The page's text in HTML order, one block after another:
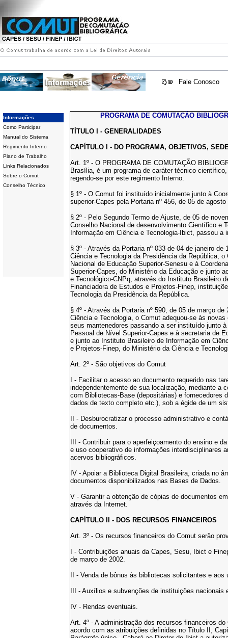
Fale Conosco
Informações
Como Participar
Manual do Sistema
Regimento Interno
Plano de Trabalho
Links Relacionados
Sobre o Comut
Conselho Técnico
PROGRAMA DE COMUTAÇÃO
TÍTULO I - GENERALIDADES
CAPÍTULO I - DO PROGRAMA, OBJETIVOS,
Art. 1º - O PROGRAMA DE COMUTAÇÃO
Brasília, é um programa de caráter técnico-
regendo-se por este regimento Interno.
§ 1º - O Comut foi instituído inicialmente junto à
superior-Capes pela Portaria nº 456, de 05 de
§ 2º - Pelo Segundo Termo de Ajuste, de 05 de
Conselho Nacional de desenvolvimento Científico e
Informação em Ciência e Tecnologia-Ibict, passou
§ 3º - Através da Portaria nº 033 de 04 de janeiro
Ciência e Tecnologia da Presidência da República,
Nacional de Educação Superior-Senesu e à
Superior-Capes, do Ministério da Educação e junto
e Tecnológico-CNPq, através do Instituto Brasileiro
Financiadora de Estudos e Projetos-Finep,
Tecnologia da Presidência da República.
§ 4º - Através da Portaria nº 590, de 05 de março
Ciência e Tecnologia, o Comut adequou-se às
seus mantenedores passando a ser instituído junto
Pessoal de Nível Superior-Capes e à secretaria de
e junto ao Instituto Brasileiro de Informação em
e Projetos-Finep, do Ministério da Ciência e
Art. 2º - São objetivos do Comut
I - Facilitar o acesso ao documento requerido nas
independentemente de sua localização, mediante a
com Bibliotecas-Base (depositárias) e fornecedores
dados de texto completo etc.), sob a égide de um
II - Desburocratizar o processo administrativo e
de documentos.
III - Contribuir para o aperfeiçoamento do ensino e
e uso cooperativo de informações interdisciplinares
acervos bibliográficos.
IV - Apoiar a Biblioteca Digital Brasileira, criada no
documentos disponibilizados nas Bases de Dados.
V - Garantir a obtenção de cópias de documentos
através da Internet.
CAPÍTULO II - DOS RECURSOS FINANCEIROS
Art. 3º - Os recursos financeiros do Comut serão
I - Contribuições anuais da Capes, Sesu, Ibict e
de março de 2002.
II - Venda de bônus às bibliotecas solicitantes e
III - Auxílios e subvenções de instituições nacionais
IV - Rendas eventuais.
Art. 4º - A administração dos recursos financeiros
acordo com as atribuições definidas no Título II,